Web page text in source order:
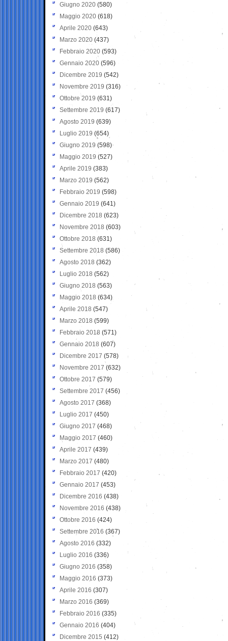
Giugno 2020 (580)
Maggio 2020 (618)
Aprile 2020 (643)
Marzo 2020 (437)
Febbraio 2020 (593)
Gennaio 2020 (596)
Dicembre 2019 (542)
Novembre 2019 (316)
Ottobre 2019 (631)
Settembre 2019 (617)
Agosto 2019 (639)
Luglio 2019 (654)
Giugno 2019 (598)
Maggio 2019 (527)
Aprile 2019 (383)
Marzo 2019 (562)
Febbraio 2019 (598)
Gennaio 2019 (641)
Dicembre 2018 (623)
Novembre 2018 (603)
Ottobre 2018 (631)
Settembre 2018 (586)
Agosto 2018 (362)
Luglio 2018 (562)
Giugno 2018 (563)
Maggio 2018 (634)
Aprile 2018 (547)
Marzo 2018 (599)
Febbraio 2018 (571)
Gennaio 2018 (607)
Dicembre 2017 (578)
Novembre 2017 (632)
Ottobre 2017 (579)
Settembre 2017 (456)
Agosto 2017 (368)
Luglio 2017 (450)
Giugno 2017 (468)
Maggio 2017 (460)
Aprile 2017 (439)
Marzo 2017 (480)
Febbraio 2017 (420)
Gennaio 2017 (453)
Dicembre 2016 (438)
Novembre 2016 (438)
Ottobre 2016 (424)
Settembre 2016 (367)
Agosto 2016 (332)
Luglio 2016 (336)
Giugno 2016 (358)
Maggio 2016 (373)
Aprile 2016 (307)
Marzo 2016 (369)
Febbraio 2016 (335)
Gennaio 2016 (404)
Dicembre 2015 (412)